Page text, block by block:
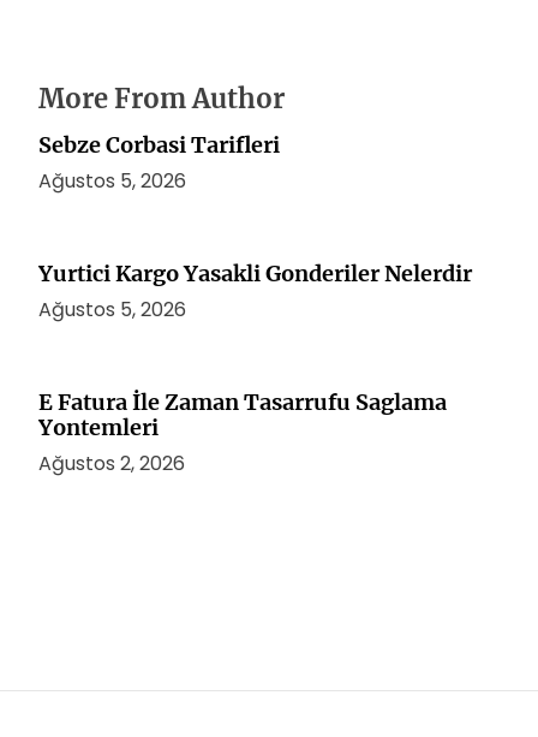
More From Author
Sebze Corbasi Tarifleri
Ağustos 5, 2026
Yurtici Kargo Yasakli Gonderiler Nelerdir
Ağustos 5, 2026
E Fatura İle Zaman Tasarrufu Saglama
Yontemleri
Ağustos 2, 2026